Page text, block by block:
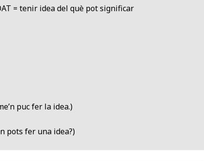
= tenir idea del què pot significar
puc fer la idea.)
pots fer una idea?)